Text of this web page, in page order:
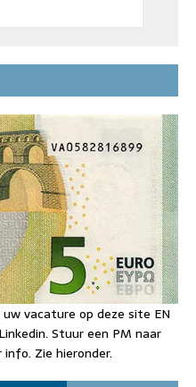
vacature op deze site EN
Stuur een PM naar
Zie hieronder.